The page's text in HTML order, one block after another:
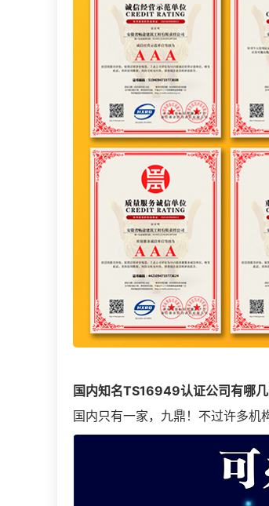
国内知名TS16949认证公司有哪几
国内只有一家，九鼎！不过许多机